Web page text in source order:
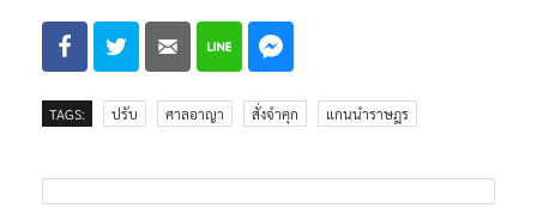
TAGS: ปรับ ศาลอาญา สั่งจำคุก แกนนำราษฎร